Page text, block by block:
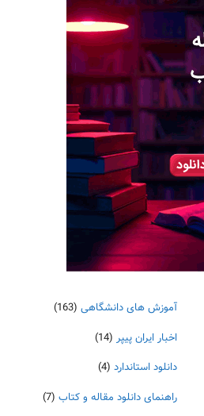
آموزش های دانشگاهی (163)
اخبار ایران پیپر (14)
دانلود استاندارد (4)
راهنمای دانلود مقاله و کتاب (7)